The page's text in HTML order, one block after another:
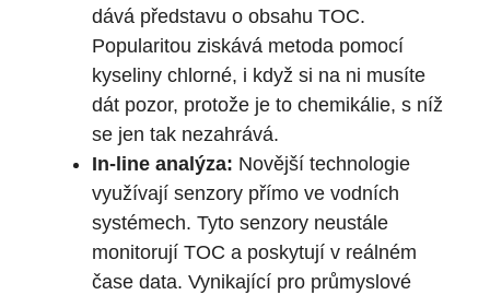
dává představu⁤ o⁣ obsahu TOC.
Popularitou ziskává metoda pomocí
‌kyseliny chlorné, i když si na ni musíte
dát pozor, protože je ⁤to ​chemikálie,⁣ s níž
se jen tak nezahrává.
In-line analýza: Novější technologie
využívají senzory přímo ve ‌vodních
systémech. Tyto senzory neustále
monitorují TOC a‍ poskytují v reálném
čase data. Vynikající pro průmyslové ​